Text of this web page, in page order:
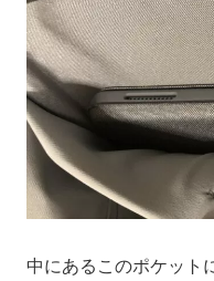
中にあるこのポケット